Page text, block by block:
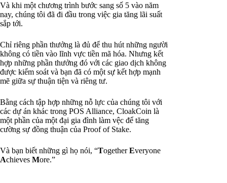
Và khi một chương trình bước sang số 5 vào năm
nay, chúng tôi đã đi đầu trong việc gia tăng lãi suất
sắp tới.
Chỉ riêng phần thưởng là đủ để thu hút những người
không có tiền vào lĩnh vực tiền mã hóa. Nhưng kết
hợp những phần thưởng đó với các giao dịch không
được kiểm soát và bạn đã có một sự kết hợp mạnh
mẽ giữa sự thuận tiện và riêng tư.
Bằng cách tập hợp những nỗ lực của chúng tôi với
các dự án khác trong POS Alliance, CloakCoin là
một phần của một đại gia đình làm vệc để tăng
cường sự đồng thuận của Proof of Stake.
Và bạn biết những gì họ nói, “TogetherEveryone
Achieves More.”